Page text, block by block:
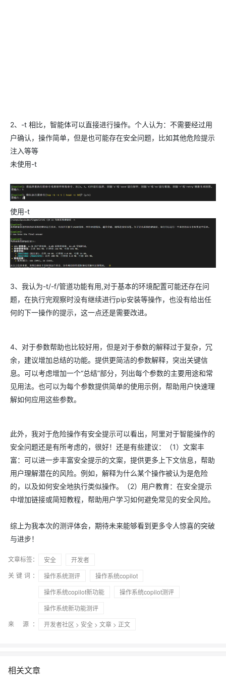
2、-t 相比，智能体可以直接进行操作。个人认为：不需要经过用
户确认，操作简单，但是也可能存在安全问题，比如其他危险提示
注入等等
未使用-t
使用-t
3、我认为-t/-f/管道功能有用,对于基本的环境配置可能还存在问
题，在执行完观察时没有继续进行pip安装等操作，也没有给出任
何的下一操作的提示，这一点还是需要改进。
4、对于参数帮助也比较好用，但是对于参数的解释过于复杂，冗
余，建议增加总结的功能。提供更简洁的参数解释，突出关键信
息。可以考虑增加一个“总结”部分，列出每个参数的主要用途和常
见用法。也可以为每个参数提供简单的使用示例，帮助用户快速理
解如何应用这些参数。
此外，我对于危险操作有安全提示可以看出，阿里对于智能操作的
安全问题还是有所考虑的，很好！还是有些建议：（1）文案丰
富：可以进一步丰富安全提示的文案，提供更多上下文信息，帮助
用户理解潜在的风险。例如，解释为什么某个操作被认为是危险
的，以及如何安全地执行类似操作。（2）用户教育：在安全提示
中增加链接或简短教程，帮助用户学习如何避免常见的安全风险。
综上为我本次的测评体会，期待未来能够看到更多令人惊喜的突破
与进步！
文章标签： 安全
开发者
关键词：
操作系统测评
操作系统copilot
操作系统copilot新功能
操作系统copilot测评
操作系统新功能测评
来 源：
开发者社区 > 安全 > 文章 > 正文
相关文章